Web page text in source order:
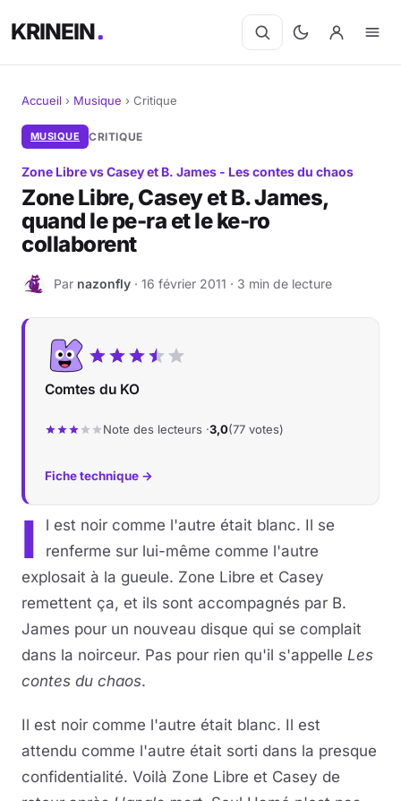
KRINEIN
Cinéma
Séries
Manga
Jeux vidéo
Jeux de société
Musique
Sortir
Sciences & Tech
Forum
Accueil › Musique › Critique
MUSIQUE CRITIQUE
Zone Libre vs Casey et B. James - Les contes du chaos
Zone Libre, Casey et B. James,
quand le pe-ra et le ke-ro
collaborent
N Par nazonfly · 16 février 2011 · 3 min de lecture
Comtes du KO
Note des lecteurs ·3,0(77 votes)
Fiche technique →
I
l est noir comme l'autre était blanc. Il se
renferme sur lui-même comme l'autre
explosait à la gueule. Zone Libre et Casey
remettent ça, et ils sont accompagnés par B.
James pour un nouveau disque qui se complait
dans la noirceur. Pas pour rien qu'il s'appelle Les
contes du chaos.
Il est noir comme l'autre était blanc. Il est
attendu comme l'autre était sorti dans la presque
confidentialité. Voilà Zone Libre et Casey de